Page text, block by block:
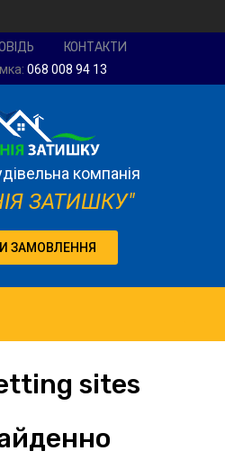
КОНТАКТИ
068 008 94 13
компанія
ЗАТИШКУ"
ЗАМОВЛЕННЯ
sites